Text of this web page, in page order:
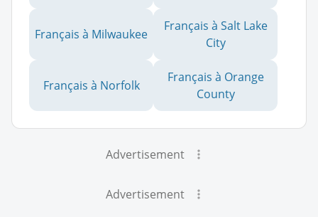
Français à Milwaukee
Français à Salt Lake
City
Français à Norfolk
Français à Orange
County
Advertisement
Advertisement